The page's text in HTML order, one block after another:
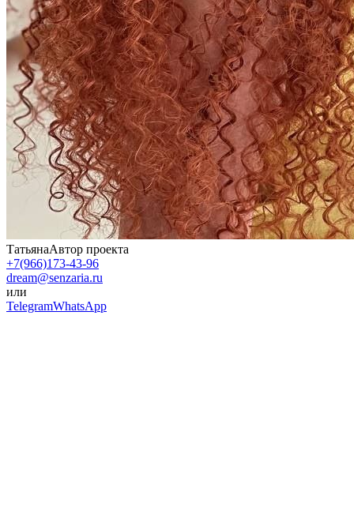
ТатьянаАвтор проекта
+7(966)173-43-96
dream@senzaria.ru
или
TelegramWhatsApp